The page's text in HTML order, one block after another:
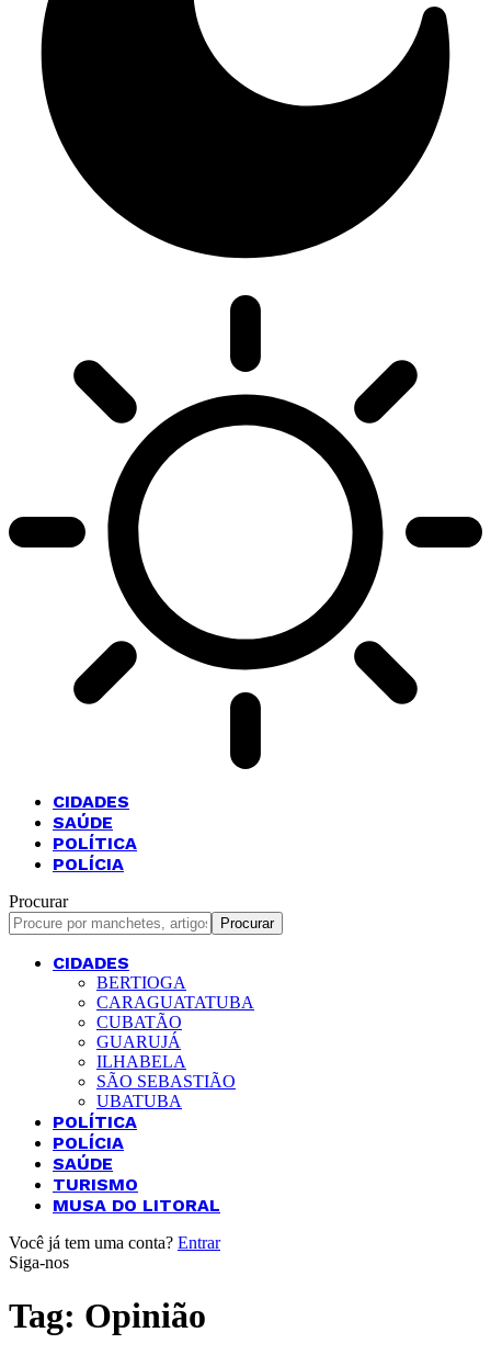
CIDADES
SAÚDE
POLÍTICA
POLÍCIA
Procurar
CIDADES
BERTIOGA
CARAGUATATUBA
CUBATÃO
GUARUJÁ
ILHABELA
SÃO SEBASTIÃO
UBATUBA
POLÍTICA
POLÍCIA
SAÚDE
TURISMO
MUSA DO LITORAL
Você já tem uma conta? Entrar
Siga-nos
Tag: Opinião